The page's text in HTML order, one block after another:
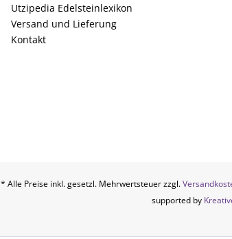
Utzipedia Edelsteinlexikon
Versand und Lieferung
Kontakt
* Alle Preise inkl. gesetzl. Mehrwertsteuer zzgl.
supported by